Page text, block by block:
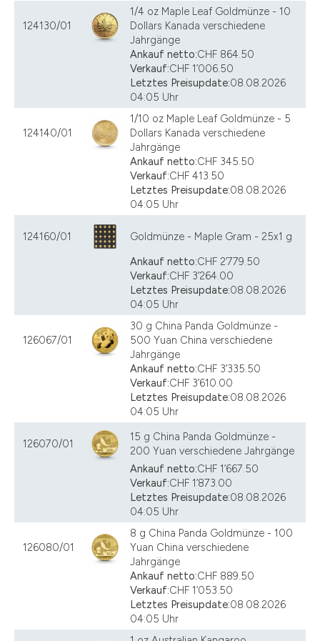
124130/01
1/4 oz Maple Leaf Goldmünze - 10
Dollars Kanada verschiedene
Jahrgänge
Ankauf netto:CHF 864.50
Verkauf:CHF 1’006.50
Letztes Preisupdate:08.08.2026
04:05 Uhr
124140/01
1/10 oz Maple Leaf Goldmünze - 5
Dollars Kanada verschiedene
Jahrgänge
Ankauf netto:CHF 345.50
Verkauf:CHF 413.50
Letztes Preisupdate:08.08.2026
04:05 Uhr
124160/01
Goldmünze - Maple Gram - 25x1 g
Ankauf netto:CHF 2’779.50
Verkauf:CHF 3’264.00
Letztes Preisupdate:08.08.2026
04:05 Uhr
126067/01
30 g China Panda Goldmünze -
500 Yuan China verschiedene
Jahrgänge
Ankauf netto:CHF 3’335.50
Verkauf:CHF 3’610.00
Letztes Preisupdate:08.08.2026
04:05 Uhr
126070/01
15 g China Panda Goldmünze -
200 Yuan verschiedene Jahrgänge
Ankauf netto:CHF 1’667.50
Verkauf:CHF 1’873.00
Letztes Preisupdate:08.08.2026
04:05 Uhr
126080/01
8 g China Panda Goldmünze - 100
Yuan China verschiedene
Jahrgänge
Ankauf netto:CHF 889.50
Verkauf:CHF 1’053.50
Letztes Preisupdate:08.08.2026
04:05 Uhr